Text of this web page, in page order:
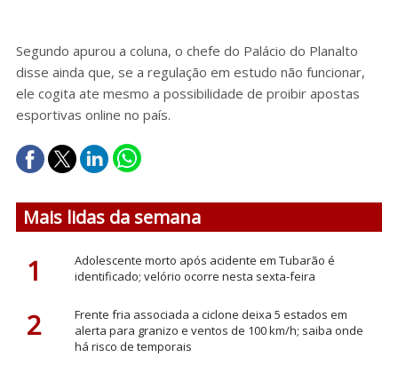
Segundo apurou a coluna, o chefe do Palácio do Planalto
disse ainda que, se a regulação em estudo não funcionar,
ele cogita ate mesmo a possibilidade de proibir apostas
esportivas online no país.
Mais lidas da semana
1
Adolescente morto após acidente em Tubarão é
identificado; velório ocorre nesta sexta-feira
2
Frente fria associada a ciclone deixa 5 estados em
alerta para granizo e ventos de 100 km/h; saiba onde
há risco de temporais